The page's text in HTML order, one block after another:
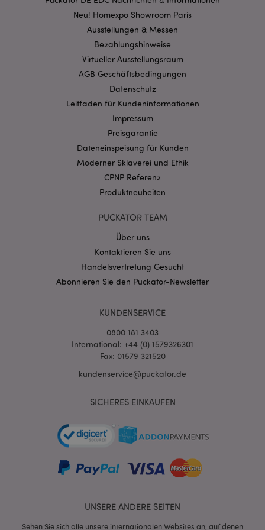
Neu! Homexpo Showroom Paris
Ausstellungen & Messen
Bezahlungshinweise
Virtueller Ausstellungsraum
AGB Geschäftsbedingungen
Datenschutz
Leitfaden für Kundeninformationen
Impressum
Preisgarantie
Dateneinspeisung für Kunden
Moderner Sklaverei und Ethik
CPNP Referenz
Produktneuheiten
PUCKATOR TEAM
Über uns
Kontaktieren Sie uns
Handelsvertretung Gesucht
Abonnieren Sie den Puckator-Newsletter
KUNDENSERVICE
0800 181 3403
International: +44 (0) 1579326301
Fax: 01579 321520
kundenservice@puckator.de
SICHERES EINKAUFEN
UNSERE ANDERE SEITEN
Sehen Sie sich alle unsere internationalen Websites an, auf denen
mage-cache-storage-section-
PHPSESSID
PHP.net
mage-messages
www.puckator.de
mage-cache-sessid
Adobe Inc.
X-Magento-Vary
Adobe Inc.
www.puckator.de
Datenschutzbestimmungen von Google